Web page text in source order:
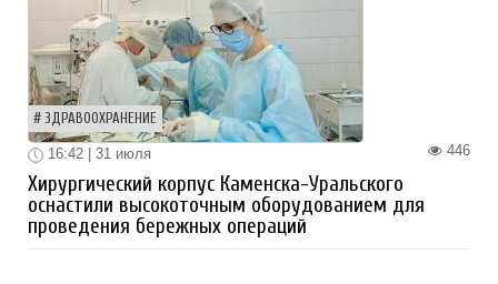
ЗДРАВООХРАНЕНИЕ
446
16:42 | 31 июля
Хирургический корпус Каменска-Уральского
оснастили высокоточным оборудованием для
проведения бережных операций